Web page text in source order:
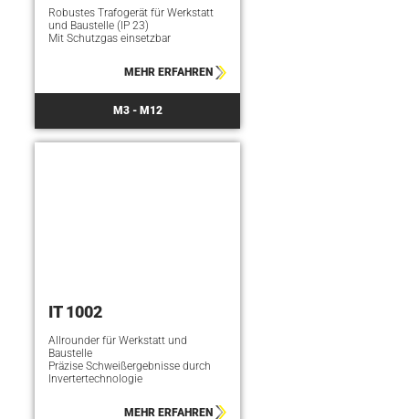
Robustes Trafogerät für Werkstatt
und Baustelle (IP 23)
Mit Schutzgas einsetzbar
MEHR ERFAHREN
M3 - M12
IT 1002
Allrounder für Werkstatt und
Baustelle
Präzise Schweißergebnisse durch
Invertertechnologie
MEHR ERFAHREN